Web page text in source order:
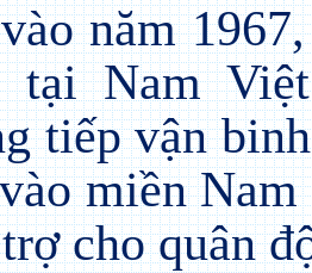
năm
tại Nam
tiếp vận
miền
cho quân